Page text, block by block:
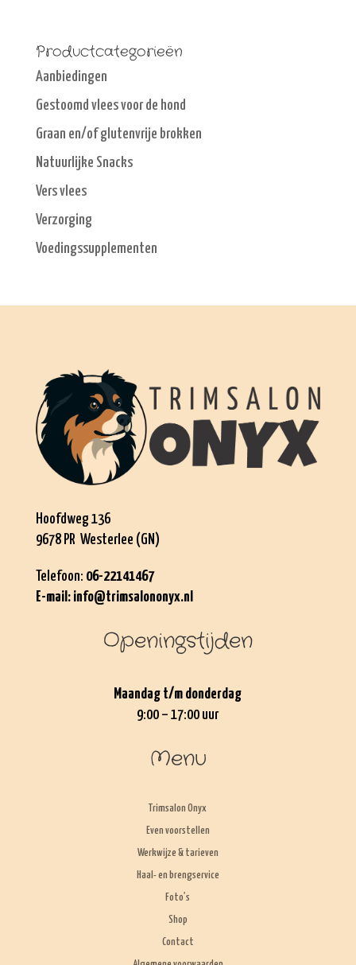
Productcategorieën
Aanbiedingen
Gestoomd vlees voor de hond
Graan en/of glutenvrije brokken
Natuurlijke Snacks
Vers vlees
Verzorging
Voedingssupplementen
Hoofdweg 136
9678 PR Westerlee (GN)
Telefoon: 06-22141467
E-mail: info@trimsalononyx.nl
Openingstijden
Maandag t/m donderdag
9:00 – 17:00 uur
Menu
Trimsalon Onyx
Even voorstellen
Werkwijze & tarieven
Haal- en brengservice
Foto’s
Shop
Contact